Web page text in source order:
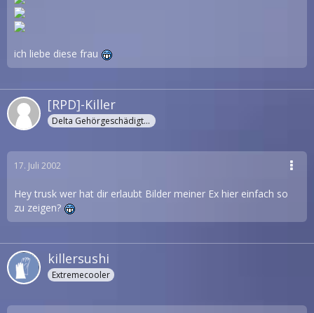
ich liebe diese frau
[RPD]-Killer
Delta Gehörgeschädigter
17. Juli 2002
Hey trusk wer hat dir erlaubt Bilder meiner Ex hier einfach so
zu zeigen?
killersushi
Extremecooler